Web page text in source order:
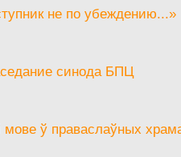
не по убеждению...»
синода БПЦ
мове ў праваслаўных